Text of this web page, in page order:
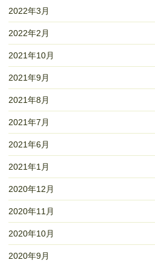
2022年3月
2022年2月
2021年10月
2021年9月
2021年8月
2021年7月
2021年6月
2021年1月
2020年12月
2020年11月
2020年10月
2020年9月